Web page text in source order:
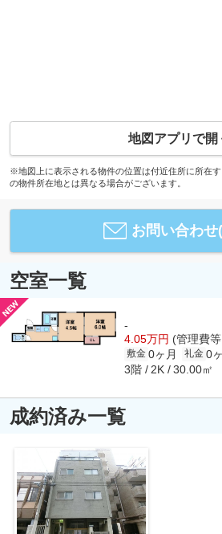
地図アプリで開
※地図上に表示される物件の位置は付近住所に所在
の物件所在地とは異なる場合がございます。
お問い合わせ
空室一覧
-
4.05万円 (管理費
敷金 0ヶ月 礼金 0
3階 2K 30.00㎡
成約済み一覧